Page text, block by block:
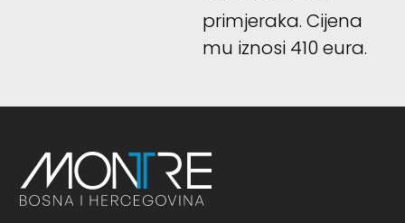
primjeraka. Cijena
mu iznosi 410 eura.